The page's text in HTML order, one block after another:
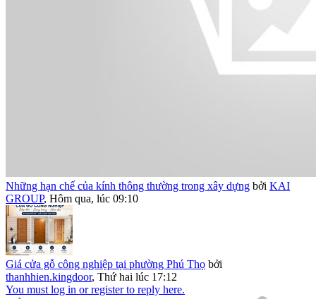
Những hạn chế của kính thông thường trong xây dựng bởi KAI
GROUP, Hôm qua, lúc 09:10
Giá cửa gỗ công nghiệp tại phường Phú Thọ bởi
thanhhien.kingdoor, Thứ hai lúc 17:12
You must log in or register to reply here.